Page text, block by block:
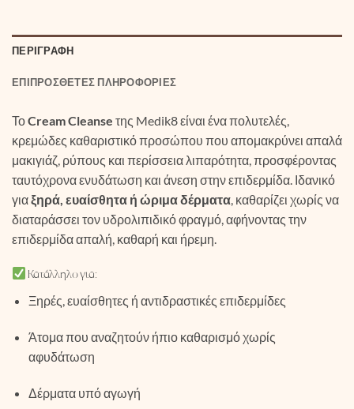
ΠΕΡΙΓΡΑΦΉ
ΕΠΙΠΡΌΣΘΕΤΕΣ ΠΛΗΡΟΦΟΡΊΕΣ
ΤοCream Cleanse της Medik8 είναι ένα πολυτελές,
κρεμώδες καθαριστικό προσώπου που απομακρύνει απαλά
μακιγιάζ, ρύπους και περίσσεια λιπαρότητα, προσφέροντας
ταυτόχρονα ενυδάτωση και άνεση στην επιδερμίδα. Ιδανικό
γιαξηρά, ευαίσθητα ή ώριμα δέρματα , καθαρίζει χωρίς να
διαταράσσει τον υδρολιπιδικό φραγμό, αφήνοντας την
επιδερμίδα απαλή, καθαρή και ήρεμη.
Κατάλληλο για:
Ξηρές, ευαίσθητες ή αντιδραστικές επιδερμίδες
Άτομα που αναζητούν ήπιο καθαρισμό χωρίς
αφυδάτωση
Δέρματα υπό αγωγή